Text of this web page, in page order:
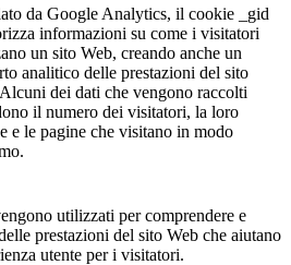
da Google Analytics, il cookie _gid
informazioni su come i visitatori
un sito Web, creando anche un
analitico delle prestazioni del sito
dei dati che vengono raccolti
il numero dei visitatori, la loro
e le pagine che visitano in modo
utilizzati per comprendere e
prestazioni del sito Web che aiutano
utente per i visitatori.